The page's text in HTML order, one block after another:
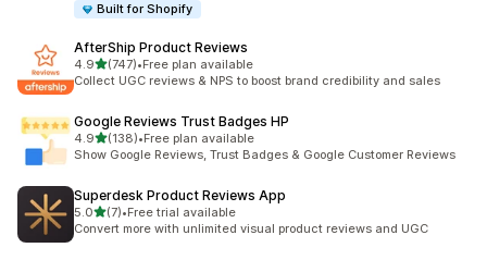
Built for Shopify
AfterShip Product Reviews
4.9เต็ม 5 ดาว
(747)
ทั้งหมด 747 รีวิว
•Free plan available
Collect UGC reviews & NPS to boost brand credibility and sales
Google Reviews Trust Badges HP
4.9เต็ม 5 ดาว
(138)
ทั้งหมด 138 รีวิว
•Free plan available
Show Google Reviews, Trust Badges & Google Customer Reviews
Superdesk Product Reviews App
5.0เต็ม 5 ดาว
(7)
ทั้งหมด 7 รีวิว
•Free trial available
Convert more with unlimited visual product reviews and UGC